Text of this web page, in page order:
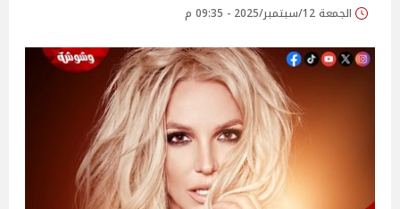
الجمعة 12/سبتمبر/2025 - 09:35 م